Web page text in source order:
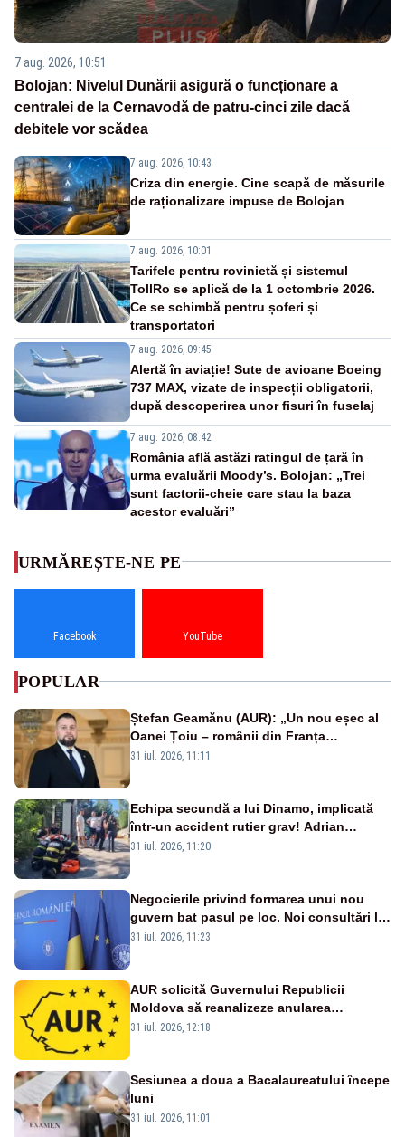
7 aug. 2026, 10:51
Bolojan: Nivelul Dunării asigură o funcționare a
centralei de la Cernavodă de patru-cinci zile dacă
debitele vor scădea
7 aug. 2026, 10:43
Criza din energie. Cine scapă de măsurile
de raționalizare impuse de Bolojan
7 aug. 2026, 10:01
Tarifele pentru rovinietă și sistemul
TollRo se aplică de la 1 octombrie 2026.
Ce se schimbă pentru șoferi și
transportatori
7 aug. 2026, 09:45
Alertă în aviație! Sute de avioane Boeing
737 MAX, vizate de inspecții obligatorii,
după descoperirea unor fisuri în fuselaj
7 aug. 2026, 08:42
România află astăzi ratingul de țară în
urma evaluării Moody’s. Bolojan: „Trei
sunt factorii-cheie care stau la baza
acestor evaluări”
URMĂREȘTE-NE PE
Facebook YouTube
POPULAR
Ștefan Geamănu (AUR): „Un nou eșec al
Oanei Țoiu – românii din Franța
abandonați de propriul minister de
31 iul. 2026, 11:11
Echipa secundă a lui Dinamo, implicată
într-un accident rutier grav! Adrian
Ropotan a fost resuscitat
31 iul. 2026, 11:20
Negocierile privind formarea unui nou
guvern bat pasul pe loc. Noi consultări la
Cotroceni, așteptate după mijlocul lunii
31 iul. 2026, 11:23
AUR solicită Guvernului Republicii
Moldova să reanalizeze anularea
concertului de Ziua Limbii Române
31 iul. 2026, 12:18
Sesiunea a doua a Bacalaureatului începe
luni
31 iul. 2026, 11:01